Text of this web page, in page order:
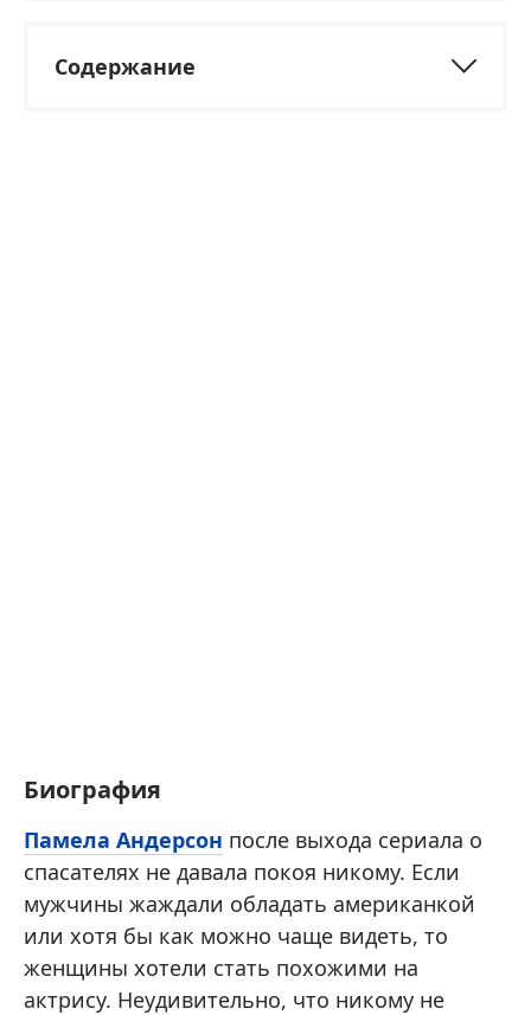
Содержание
Биография
Памела Андерсон после выхода сериала о
спасателях не давала покоя никому. Если
мужчины жаждали обладать американкой
или хотя бы как можно чаще видеть, то
женщины хотели стать похожими на
актрису. Неудивительно, что никому не